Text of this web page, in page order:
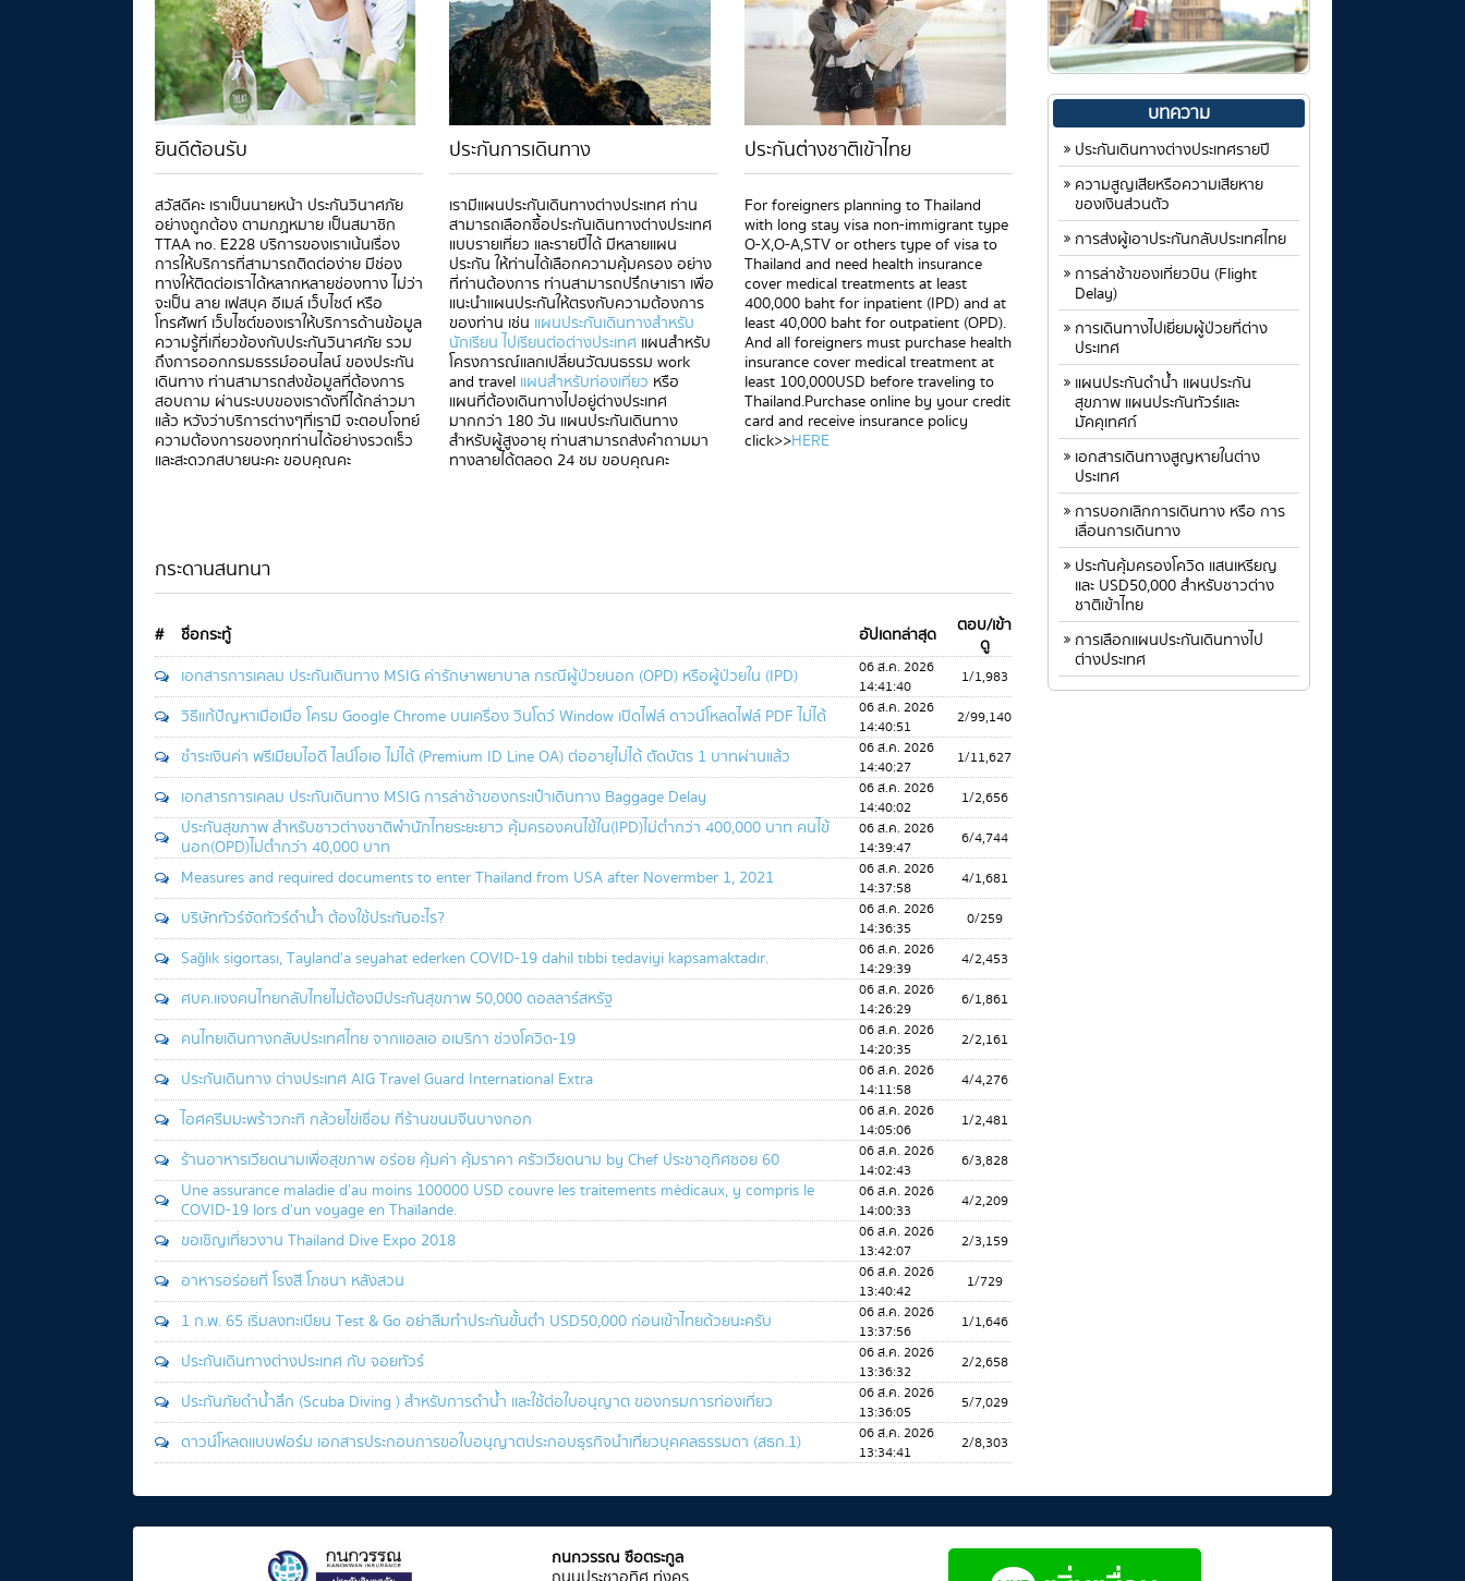
ยินดีต้อนรับ
สวัสดีคะ เราเป็นนายหน้า ประกันวินาศภัย
อย่างถูกต้อง ตามกฏหมาย เป็นสมาชิก
TTAA no. E228 บริการของเราเน้นเรื่อง
การให้บริการที่สามารถติดต่อง่าย มีช่อง
ทางให้ติดต่อเราได้หลากหลายช่องทาง ไม่ว่า
จะเป็น ลาย เฟสบุค อีเมล์ เว็บไซต์ หรือ
โทรศัพท์ เว็บไซต์ของเราให้บริการด้านข้อมูล
ความรู้ที่เกี่ยวข้องกับประกันวินาศภัย รวม
ถึงการออกกรมธรรม์ออนไลน์ ของประกัน
เดินทาง ท่านสามารถส่งข้อมูลที่ต้องการ
สอบถาม ผ่านระบบของเราดังที่ได้กล่าวมา
แล้ว หวังว่าบริการต่างๆที่เรามี จะตอบโจทย์
ความต้องการของทุกท่านได้อย่างรวดเร็ว
และสะดวกสบายนะคะ ขอบคุณคะ
ประกันการเดินทาง
เรามีแผนประกันเดินทางต่างประเทศ ท่าน
สามารถเลือกซื้อประกันเดินทางต่างประเทศ
แบบรายเที่ยว และรายปีได้ มีหลายแผน
ประกัน ให้ท่านได้เลือกความคุ้มครอง อย่าง
ที่ท่านต้องการ ท่านสามารถปรึกษาเรา เพื่อ
แนะนำแผนประกันให้ตรงกับความต้องการ
ของท่าน เช่น แผนประกันเดินทางสำหรับ
นักเรียน ไปเรียนต่อต่างประเทศ แผนสำหรับ
โครงการณ์แลกเปลี่ยนวัฒนธรรม work
and travel แผนสำหรับท่องเที่ยว หรือ
แผนที่ต้องเดินทางไปอยู่ต่างประเทศ
มากกว่า 180 วัน แผนประกันเดินทาง
สำหรับผู้สูงอายุ ท่านสามารถส่งคำถามมา
ทางลายได้ตลอด 24 ชม ขอบคุณคะ
ประกันต่างชาติเข้าไทย
For foreigners planning to Thailand
with long stay visa non-immigrant type
O-X,O-A,STV or others type of visa to
Thailand and need health insurance
cover medical treatments at least
400,000 baht for inpatient (IPD) and at
least 40,000 baht for outpatient (OPD).
And all foreigners must purchase health
insurance cover medical treatment at
least 100,000USD before traveling to
Thailand.Purchase online by your credit
card and receive insurance policy
click>>HERE
กระดานสนทนา
# ชื่อกระทู้ อัปเดทล่าสุด
ตอบ/เข้า
ดู
เอกสารการเคลม ประกันเดินทาง MSIG ค่ารักษาพยาบาล กรณีผู้ป่วยนอก (OPD) หรือผู้ป่วยใน (IPD)
06 ส.ค. 2026
14:41:40
1/1,983
วิธีแก้ปัญหาเมื่อเมื่อ โครม Google Chrome บนเครื่อง วินโดว์ Window เปิดไฟล์ ดาวน์โหลดไฟล์ PDF ไม่ได้
06 ส.ค. 2026
14:40:51
2/99,140
ชำระเงินค่า พรีเมียมไอดี ไลน์โอเอ ไม่ได้ (Premium ID Line OA) ต่ออายุไม่ได้ ตัดบัตร 1 บาทผ่านแล้ว
06 ส.ค. 2026
14:40:27
1/11,627
เอกสารการเคลม ประกันเดินทาง MSIG การล่าช้าของกระเป๋าเดินทาง Baggage Delay
06 ส.ค. 2026
14:40:02
1/2,656
ประกันสุขภาพ สำหรับชาวต่างชาติพำนักไทยระยะยาว คุ้มครองคนไข้ใน(IPD)ไม่ต่ำกว่า 400,000 บาท คนไข้
นอก(OPD)ไม่ต่ำกว่า 40,000 บาท
06 ส.ค. 2026
14:39:47
6/4,744
Measures and required documents to enter Thailand from USA after Novermber 1, 2021
06 ส.ค. 2026
14:37:58
4/1,681
บริษัททัวร์จัดทัวร์ดำน้ำ ต้องใช้ประกันอะไร?
06 ส.ค. 2026
14:36:35
0/259
Sağlık sigortası, Tayland'a seyahat ederken COVID-19 dahil tıbbi tedaviyi kapsamaktadır.
06 ส.ค. 2026
14:29:39
4/2,453
ศบค.แจงคนไทยกลับไทยไม่ต้องมีประกันสุขภาพ 50,000 ดอลลาร์สหรัฐ
06 ส.ค. 2026
14:26:29
6/1,861
คนไทยเดินทางกลับประเทศไทย จากแอลเอ อเมริกา ช่วงโควิด-19
06 ส.ค. 2026
14:20:35
2/2,161
ประกันเดินทาง ต่างประเทศ AIG Travel Guard International Extra
06 ส.ค. 2026
14:11:58
4/4,276
ไอศครีิิมมะพร้าวกะทิ กล้วยไข่เชื่อม ที่ร้านขนมจีนบางกอก
06 ส.ค. 2026
14:05:06
1/2,481
ร้านอาหารเวียดนามเพื่อสุขภาพ อร่อย คุ้มค่า คุ้มราคา ครัวเวียดนาม by Chef ประชาอุทิศซอย 60
06 ส.ค. 2026
14:02:43
6/3,828
Une assurance maladie d'au moins 100000 USD couvre les traitements médicaux, y compris le
COVID-19 lors d'un voyage en Thaïlande.
06 ส.ค. 2026
14:00:33
4/2,209
ขอเชิญเที่ยวงาน Thailand Dive Expo 2018
06 ส.ค. 2026
13:42:07
2/3,159
อาหารอร่อยที่ โรงสี โภชนา หลังสวน
06 ส.ค. 2026
13:40:42
1/729
1 ก.พ. 65 เริ่มลงทะเบียน Test & Go อย่าลืมทำประกันขั้นต่ำ USD50,000 ก่อนเข้าไทยด้วยนะครับ
06 ส.ค. 2026
13:37:56
1/1,646
ประกันเดินทางต่างประเทศ กับ จอยทัวร์
06 ส.ค. 2026
13:36:32
2/2,658
ประกันภัยดำน้ำลึก (Scuba Diving ) สำหรับการดำน้ำ และใช้ต่อใบอนุญาต ของกรมการท่องเที่ยว
06 ส.ค. 2026
13:36:05
5/7,029
ดาวน์โหลดแบบฟอร์ม เอกสารประกอบการขอใบอนุญาตประกอบธุรกิจนำเที่ยวบุคคลธรรมดา (สธก.1)
06 ส.ค. 2026
13:34:41
2/8,303
บทความ
ประกันเดินทางต่างประเทศรายปี
ความสูญเสียหรือความเสียหาย
ของเงินส่วนตัว
การส่งผู้เอาประกันกลับประเทศไทย
การล่าช้าของเที่ยวบิน (Flight
Delay)
การเดินทางไปเยี่ยมผู้ป่วยที่ต่าง
ประเทศ
แผนประกันดำน้ำ แผนประกัน
สุขภาพ แผนประกันทัวร์และ
มัคคุเทศก์
เอกสารเดินทางสูญหายในต่าง
ประเทศ
การบอกเลิกการเดินทาง หรือ การ
เลื่อนการเดินทาง
ประกันคุ้มครองโควิด แสนเหรียญ
และ USD50,000 สำหรับชาวต่าง
ชาติเข้าไทย
การเลือกแผนประกันเดินทางไป
ต่างประเทศ
กนกวรรณ ซือตระกูล